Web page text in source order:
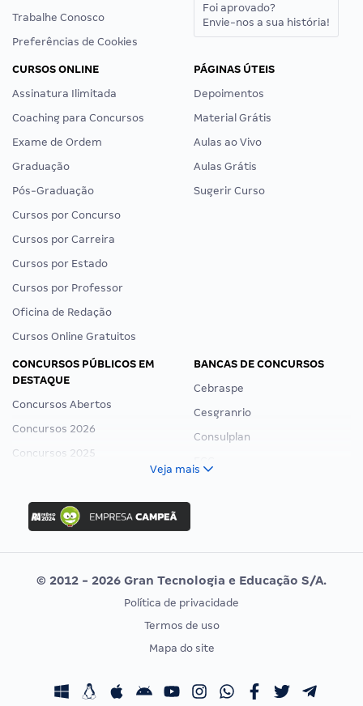
Trabalhe Conosco
Preferências de Cookies
Foi aprovado?
Envie-nos a sua história!
CURSOS ONLINE
Assinatura Ilimitada
Coaching para Concursos
Exame de Ordem
Graduação
Pós-Graduação
Cursos por Concurso
Cursos por Carreira
Cursos por Estado
Cursos por Professor
Oficina de Redação
Cursos Online Gratuitos
PÁGINAS ÚTEIS
Depoimentos
Material Grátis
Aulas ao Vivo
Aulas Grátis
Sugerir Curso
CONCURSOS PÚBLICOS EM
DESTAQUE
Concursos Abertos
Concursos 2026
Concursos 2025
Concurso Ibama
Concurso MPU
Editais publicados
BANCAS DE CONCURSOS
Cebraspe
Cesgranrio
Consulplan
Vunesp
CONCURSOS POR PROFISSÃO
Concursos Fiscais
EXAME DE ORDEM
Calendário OAB
Veja mais
© 2012 - 2026 Gran Tecnologia e Educação S/A.
Política de privacidade
Termos de uso
Mapa do site